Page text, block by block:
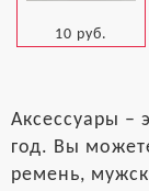
10 руб.
Аксессуары –
год. Вы
ремень,